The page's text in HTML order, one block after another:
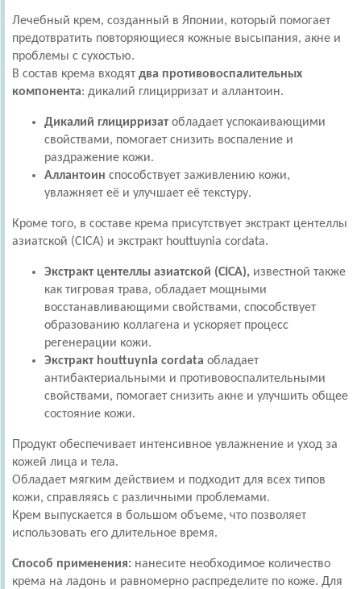
Лечебный крем, созданный в Японии, который помогает
предотвратить повторяющиеся кожные высыпания, акне и
проблемы с сухостью.
В состав крема входят два противовоспалительных
компонента: дикалий глицирризат и аллантоин.
Дикалий глицирризатобладает успокаивающими
свойствами, помогает снизить воспаление и
раздражение кожи.
Аллантоин способствует заживлению кожи,
увлажняет её и улучшает её текстуру.
Кроме того, в составе крема присутствует экстракт центеллы
азиатской (CICA) и экстракт houttuynia cordata.
Экстракт центеллы азиатской (CICA), известной также
как тигровая трава, обладает мощными
восстанавливающими свойствами, способствует
образованию коллагена и ускоряет процесс
регенерации кожи.
Экстракт houttuynia cordata обладает
антибактериальными и противовоспалительными
свойствами, помогает снизить акне и улучшить общее
состояние кожи.
Продукт обеспечивает интенсивное увлажнение и уход за
кожей лица и тела.
Обладает мягким действием и подходит для всех типов
кожи, справляясь с различными проблемами.
Крем выпускается в большом объеме, что позволяет
использовать его длительное время.
Способ применения: нанесите необходимое количество
крема на ладонь и равномерно распределите по коже. Для